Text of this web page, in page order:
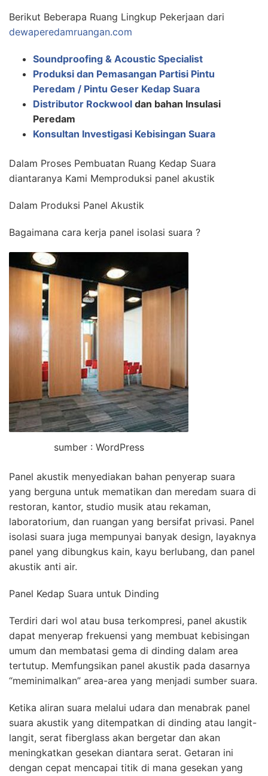
Berikut Beberapa Ruang Lingkup Pekerjaan dari
dewaperedamruangan.com
Soundproofing & Acoustic Specialist
Produksi dan Pemasangan Partisi Pintu
Peredam / Pintu Geser Kedap Suara
Distributor Rockwool dan bahan Insulasi
Peredam
Konsultan Investigasi Kebisingan Suara
Dalam Proses Pembuatan Ruang Kedap Suara
diantaranya Kami Memproduksi panel akustik
Dalam Produksi Panel Akustik
Bagaimana cara kerja panel isolasi suara ?
sumber : WordPress
Panel akustik menyediakan bahan penyerap suara
yang berguna untuk mematikan dan meredam suara di
restoran, kantor, studio musik atau rekaman,
laboratorium, dan ruangan yang bersifat privasi. Panel
isolasi suara juga mempunyai banyak design, layaknya
panel yang dibungkus kain, kayu berlubang, dan panel
akustik anti air.
Panel Kedap Suara untuk Dinding
Terdiri dari wol atau busa terkompresi, panel akustik
dapat menyerap frekuensi yang membuat kebisingan
umum dan membatasi gema di dinding dalam area
tertutup. Memfungsikan panel akustik pada dasarnya
“meminimalkan” area-area yang menjadi sumber suara.
Ketika aliran suara melalui udara dan menabrak panel
suara akustik yang ditempatkan di dinding atau langit-
langit, serat fiberglass akan bergetar dan akan
meningkatkan gesekan diantara serat. Getaran ini
dengan cepat mencapai titik di mana gesekan yang